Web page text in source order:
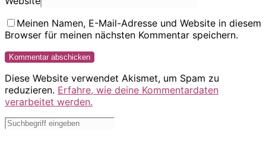
Meinen Namen, E-Mail-Adresse und Website in diesem
Browser für meinen nächsten Kommentar speichern.
Diese Website verwendet Akismet, um Spam zu
reduzieren. Erfahre, wie deine Kommentardaten
verarbeitet werden.